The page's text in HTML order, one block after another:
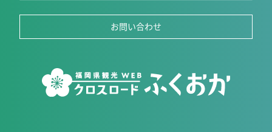
お問い合わせ